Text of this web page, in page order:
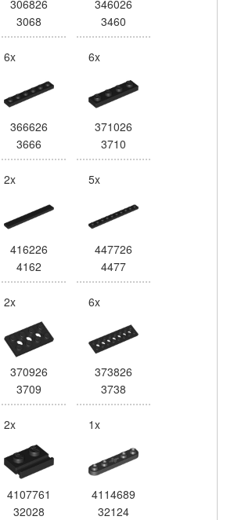
306826
3068
346026
3460
6x
366626
3666
6x
371026
3710
2x
416226
4162
5x
447726
4477
2x
370926
3709
6x
373826
3738
2x
4107761
32028
1x
4114689
32124